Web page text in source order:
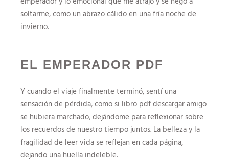
soltarme, como un abrazo cálido en una fría noche de
invierno.
EL EMPERADOR PDF
Y cuando el viaje finalmente terminó, sentí una
sensación de pérdida, como si libro pdf descargar amigo
se hubiera marchado, dejándome para reflexionar sobre
los recuerdos de nuestro tiempo juntos. La belleza y la
fragilidad de leer vida se reflejan en cada página,
dejando una huella indeleble.